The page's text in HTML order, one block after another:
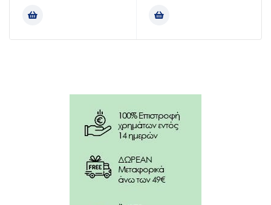
από την κρέμα επιλογής.
Συστατικά:
Dilaurate. Sucrose Laurate, Hydrogenated Starch
Hydrolysate, Silanetriol, Decyl GlucoSide, Decylene
Glycol, Isopropyl Palmitate, Isostearyl Isostearate,
Methylpropanediol, Octyldodecanol, Octyldodecyl
Myristate, Propylene Glycol. Ammonium
Acryloyldimethyitaurate/VP Copolymer, Polysorbate